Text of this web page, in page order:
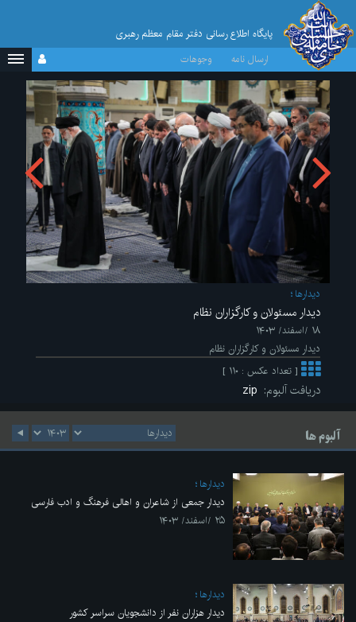
پایگاه اطلاع رسانی دفتر مقام معظم رهبری
ارسال نامه
وجوهات
ديدارها
دیدار مسئولان و کارگزاران نظام
۱۸ /اسفند/ ۱۴۰۳
دیدار مسئولان و کارگزاران نظام
[ تعداد عکس : ۱۱۰ ]
دریافت آلبوم:
آلبوم ها
ديدارها
دیدار جمعی از شاعران و اهالی فرهنگ و ادب فارسی
۲۵ /اسفند/ ۱۴۰۳
ديدارها
دیدار هزاران نفر از دانشجویان سراسر کشور